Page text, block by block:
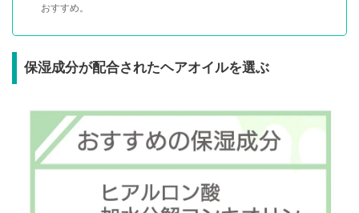
おすすめ。
保湿成分が配合されたヘアオイルを選ぶ